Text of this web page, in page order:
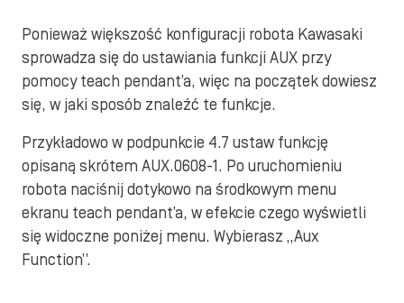
Ponieważ większość konfiguracji robota Kawasaki
sprowadza się do ustawiania funkcji AUX przy
pomocy teach pendant’a, więc na początek dowiesz
się, w jaki sposób znaleźć te funkcje.
Przykładowo w podpunkcie 4.7 ustaw funkcję
opisaną skrótem AUX.0608-1. Po uruchomieniu
robota naciśnij dotykowo na środkowym menu
ekranu teach pendant’a, w efekcie czego wyświetli
się widoczne poniżej menu. Wybierasz „Aux
Function”.